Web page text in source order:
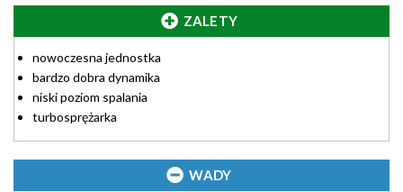
ZALETY
nowoczesna jednostka
bardzo dobra dynamika
niski poziom spalania
turbosprężarka
WADY